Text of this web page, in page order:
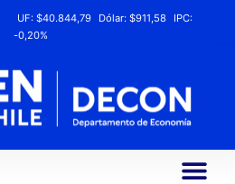
UF:$40.844,79 Dólar:$911,58
IPC:
-0,20%